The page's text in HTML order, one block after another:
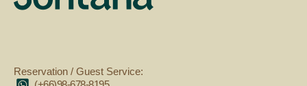
Reservation / Guest Service: